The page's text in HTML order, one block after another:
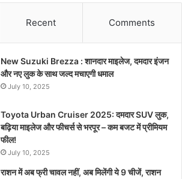
Recent Comments
New Suzuki Brezza : शानदार माइलेज, दमदार इंजन
और नए लुक के साथ जल्द मचाएगी धमाल
July 10, 2025
Toyota Urban Cruiser 2025: दमदार SUV लुक,
बढ़िया माइलेज और फीचर्स से भरपूर – कम बजट में प्रीमियम
फील!
July 10, 2025
राशन में अब फ्री चावल नहीं, अब मिलेंगी ये 9 चीजें, राशन